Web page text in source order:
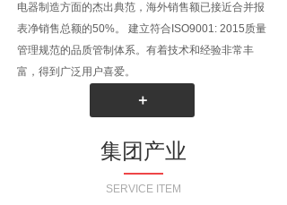
电器制造方面的杰出典范，海外销售额已接近合并报
表净销售总额的50%。 建立符合ISO9001: 2015质量
管理规范的品质管制体系。有着技术和经验非常丰
富，得到广泛用户喜爱。
＋
集团产业
SERVICE ITEM